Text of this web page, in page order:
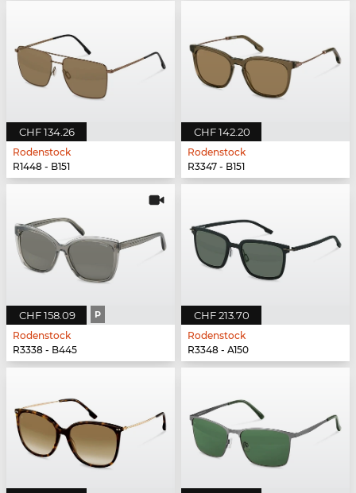
CHF 134.26
Rodenstock
R1448 - B151
CHF 142.20
Rodenstock
R3347 - B151
CHF 158.09 P
Rodenstock
R3338 - B445
CHF 213.70
Rodenstock
R3348 - A150